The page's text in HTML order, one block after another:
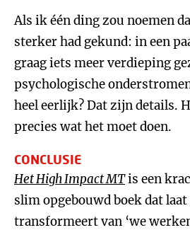
Als ik één ding zou noemen
sterker had gekund: in een
graag iets meer verdieping
psychologische
heel eerlijk? Dat zijn details.
precies wat het moet doen.
CONCLUSIE
Het High Impact MTis een
slim opgebouwd boek dat
transformeert van ‘we